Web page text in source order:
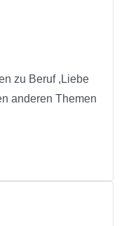
zu Beruf ,Liebe
anderen Themen